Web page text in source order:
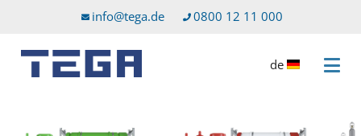
zum Servicemenüinfo@tega.de 0800 12 11 000
Menü
de